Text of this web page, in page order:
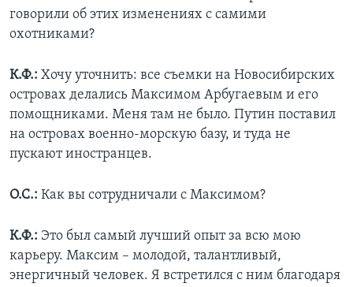
говорили об этих изменениях с самими
охотниками?
К.Ф.: Хочу уточнить: все съемки на Новосибирских
островах делались Максимом Арбугаевым и его
помощниками. Меня там не было. Путин поставил
на островах военно-морскую базу, и туда не
пускают иностранцев.
О.С.: Как вы сотрудничали с Максимом?
К.Ф.: Это был самый лучший опыт за всю мою
карьеру. Максим – молодой, талантливый,
энергичный человек. Я встретился с ним благодаря